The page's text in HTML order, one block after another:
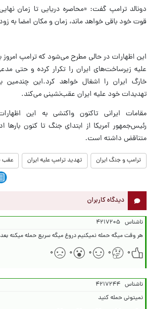
دونالد ترامپ گفت: «محاصره دریایی تا زمان
قوت خود باقی خواهد ماند، زمان و مکان امضا به
این اظهارات در حالی مطرح می‌شود که ترامپ امروز
علیه زیرساخت‌های ایران را تکرار کرده و حتی
خارگ ایران را اشغال خواهد کرد.این چندمین
تهدیدات خود علیه ایران عقب‌نشینی می‌کند.
مقامات ایرانی تاکنون واکنشی به این
رئیس‌جمهور آمریکا از ابتدای جنگ تا کنون بارها
متناقض داشته است.
ترامپ و جنگ ایران تهدید ترامپ علیه ایران عقب
دیدگاه کاربران
ناشناس ۴۲۱۷۲۰۵
هر وقت میگه حمله نمیکنیم دروغ میگه سریع حمله میکنه
۰
۰ ۰ ۰ ۰
ناشناس ۴۲۱۷۲۴۴
نمیتونی حمله کنید